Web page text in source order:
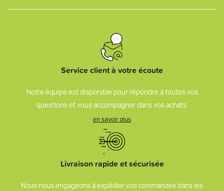
Service client à votre écoute
Notre équipe est disponible pour répondre à toutes vos
questions et vous accompagner dans vos achats.
en savoir plus
Livraison rapide et sécurisée
Nous nous engageons à expédier vos commandes dans les